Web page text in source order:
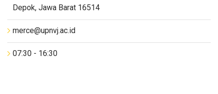
Depok, Jawa Barat 16514
merce@upnvj.ac.id
07:30 - 16:30